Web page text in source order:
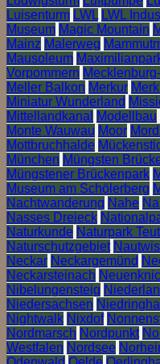
Luisenturm LWL LWL
Museum Magic Mountain
Mainz Malerweg
Mausoleum
Vorpommern
Meller Balkon Merkur
Miniatur Wunderland
Mittellandkanal
Modellbau
Monte Wauwau Moor
Mottbruchhalde
München Müngsten
Müngstener Brückenpark
Museum am Schölerberg
Nachtwanderung Nahe
Nasses Dreieck
Naturkunde Naturpark
Naturschutzgebiet
Neckar Neckargemünd
Neckarsteinach
Nibelungensteig
Niedersachsen
Nightwalk Nixdof
Nordmarsch Nordpunkt
Westfalen Nordsee